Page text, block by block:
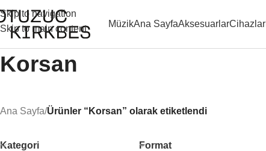
Skip to navigation
Skip to main content
MüzikAna SayfaAksesuarlarCihazlar
Korsan
Ana Sayfa/Ürünler “Korsan” olarak etiketlendi
Kategori Format